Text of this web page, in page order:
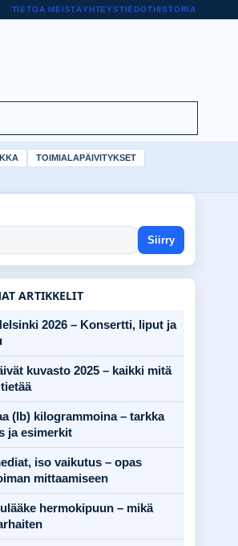
TIETOA MEISTÄYHTEYSTIEDOTHISTORIA
TOIMIALAPÄIVITYKSET
Siirry
ARTIKKELIT
2026 – Konsertti, liput ja
kuvasto 2025 – kaikki mitä
(lb) kilogrammoina – tarkka
ja esimerkit
iso vaikutus – opas
mittaamiseen
hermokipuun – mikä